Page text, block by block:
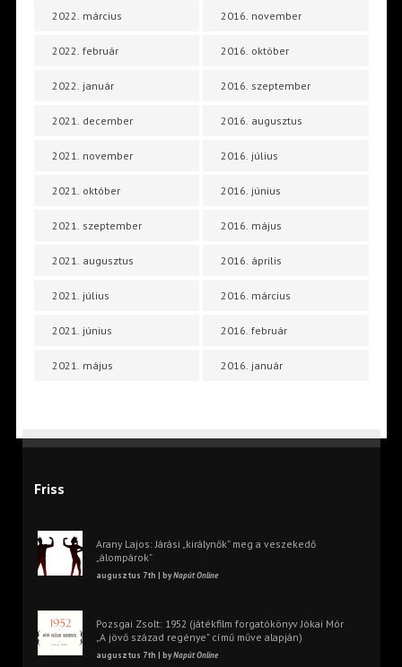
2022. március
2022. február
2022. január
2021. december
2021. november
2021. október
2021. szeptember
2021. augusztus
2021. július
2021. június
2021. május
2016. november
2016. október
2016. szeptember
2016. augusztus
2016. július
2016. június
2016. május
2016. április
2016. március
2016. február
2016. január
Friss
Arany Lajos: Járási „királynők” meg a veszekedő
„álompárok”
augusztus 7th | byNapút Online
Pozsgai Zsolt: 1952 (játékfilm forgatókönyv Jókai Mór
„A jövő század regénye” című műve alapján)
augusztus 7th | byNapút Online